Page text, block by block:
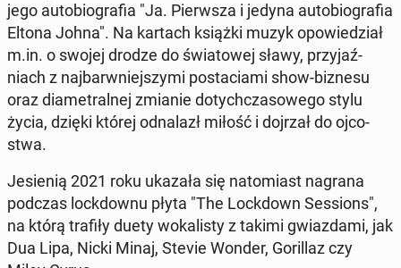
jego au­to­bio­gra­fia "Ja. Pierw­sza i jedyna au­to­bio­gra­fia
Eltona Johna". Na kartach książki muzyk opo­wie­dział
m.in. o swojej drodze do świa­to­wej sławy, przy­jaź­
niach z naj­barw­niej­szy­mi po­sta­cia­mi show-biznesu
oraz dia­me­tral­nej zmianie do­tych­cza­so­we­go stylu
życia, dzięki której od­na­lazł miłość i dojrzał do oj­co­
stwa.
Je­sie­nią 2021 roku ukazała się na­to­miast nagrana
podczas lock­dow­nu płyta "The Lock­down Ses­sions",
na którą trafiły duety wo­ka­li­sty z takimi gwiaz­da­mi, jak
Dua Lipa, Nicki Minaj, Stevie Wonder, Go­ril­laz czy